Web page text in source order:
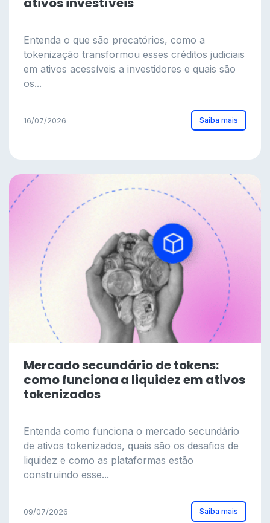
Entenda o que são precatórios, como a
tokenização transformou esses créditos judiciais
em ativos acessíveis a investidores e quais são
os...
16/07/2026 Saiba mais
Mercado secundário de tokens:
como funciona a liquidez em ativos
tokenizados
Entenda como funciona o mercado secundário
de ativos tokenizados, quais são os desafios de
liquidez e como as plataformas estão
construindo esse...
09/07/2026 Saiba mais